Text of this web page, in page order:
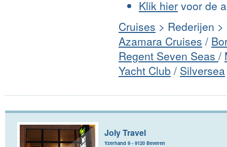
Klik hier voor de
Cruises > Rederijen
Azamara Cruises /
Regent Seven Seas /
Yacht Club / Silversea
Joly Travel
Yzerhand 9 - 9120 Beveren